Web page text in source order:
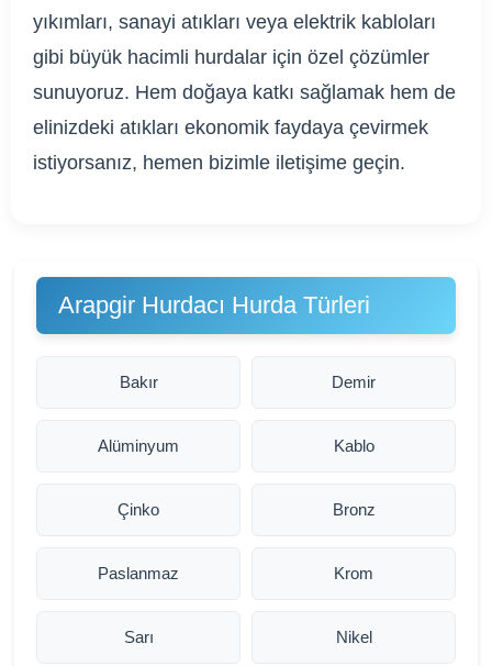
yıkımları, sanayi atıkları veya elektrik kabloları
gibi büyük hacimli hurdalar için özel çözümler
sunuyoruz. Hem doğaya katkı sağlamak hem de
elinizdeki atıkları ekonomik faydaya çevirmek
istiyorsanız, hemen bizimle iletişime geçin.
Arapgir Hurdacı Hurda Türleri
Bakır Demir
Alüminyum Kablo
Çinko Bronz
Paslanmaz Krom
Sarı Nikel